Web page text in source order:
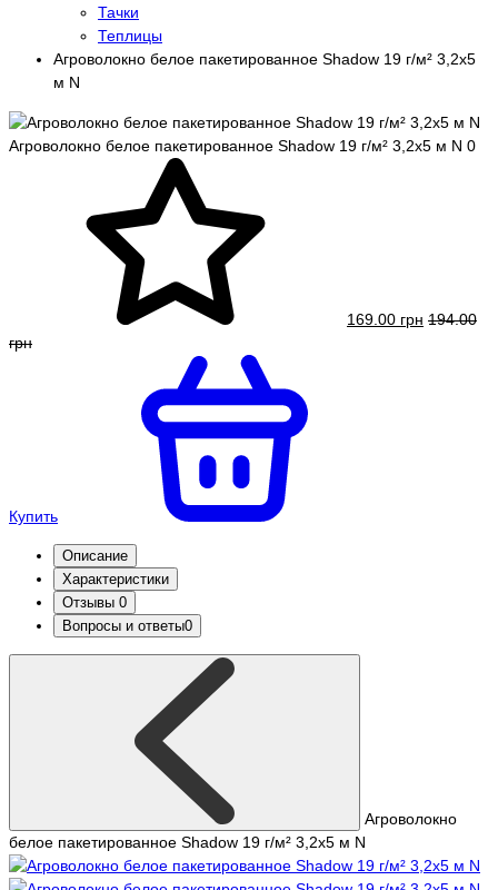
Тачки
Теплицы
Агроволокно белое пакетированное Shadow 19 г/м² 3,2x5
м N
Агроволокно белое пакетированное Shadow 19 г/м² 3,2x5 м N 0
169.00 грн 194.00
грн
Купить
Описание
Характеристики
Отзывы 0
Вопросы и ответы0
Агроволокно
белое пакетированное Shadow 19 г/м² 3,2x5 м N